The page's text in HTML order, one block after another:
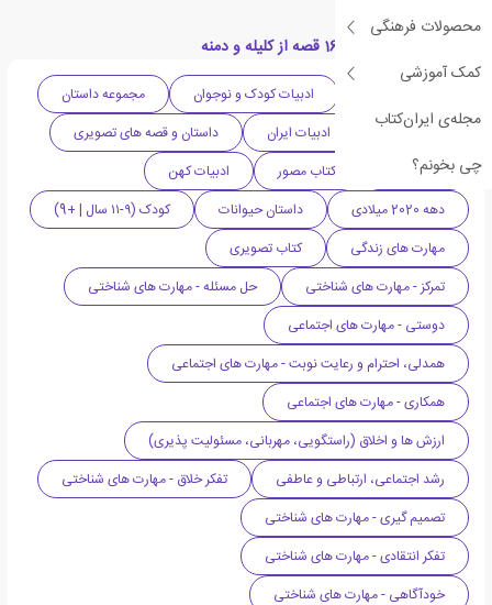
محصولات فرهنگی
کمک آموزشی
مجله‌ی ایران‌کتاب
چی بخونم؟
ادبیات کودک و نوجوان
مجموعه داستان
داستان کوتاه
ادبیات ایران
داستان و قصه های تصویری
کتاب کودک
کتاب مصور
ادبیات کهن
دهه 2020 میلادی
داستان حیوانات
کودک (۹-۱۱ سال | +9)
مهارت های زندگی
کتاب تصویری
تمرکز - مهارت های شناختی
حل مسئله - مهارت های شناختی
دوستی - مهارت های اجتماعی
همدلی، احترام و رعایت نوبت - مهارت های اجتماعی
همکاری - مهارت های اجتماعی
ارزش ها و اخلاق (راستگویی، مهربانی، مسئولیت پذیری)
رشد اجتماعی، ارتباطی و عاطفی
تفکر خلاق - مهارت های شناختی
تصمیم گیری - مهارت های شناختی
تفکر انتقادی - مهارت های شناختی
خودآگاهی - مهارت های شناختی